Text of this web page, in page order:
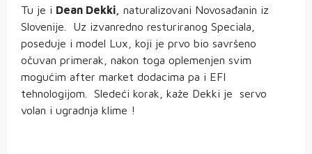
Tu je i Dean Dekki,
naturalizovani Novosađanin iz
Slovenije. Uz izvanredno resturiranog Speciala,
poseduje i model Lux, koji je prvo bio savršeno
očuvan primerak, nakon toga oplemenjen svim
mogućim after market dodacima pa i EFI
tehnologijom. Sledeći korak, kaže Dekki je servo
volan i ugradnja klime !